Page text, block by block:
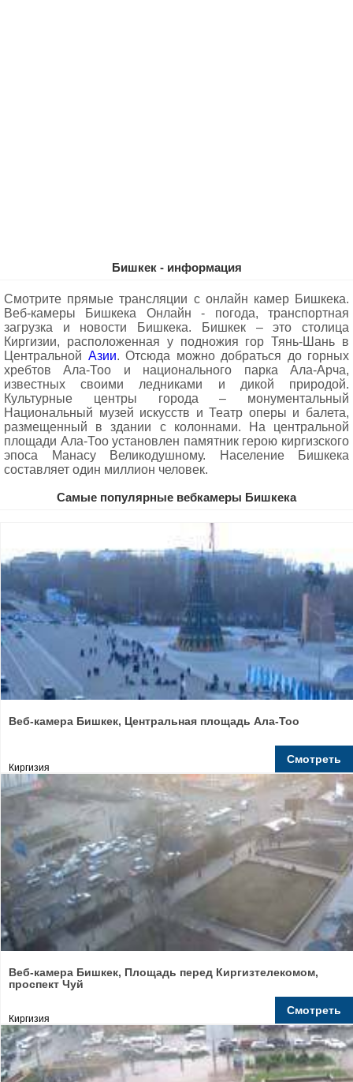
Бишкек - информация
Смотрите прямые трансляции с онлайн камер Бишкека.
Веб-камеры Бишкека Oнлайн - погода, транспортная
загрузка и новости Бишкека. Бишкек – это столица
Киргизии, расположенная у подножия гор Тянь-Шань в
Центральной Азии. Отсюда можно добраться до горных
хребтов Ала-Тоо и национального парка Ала-Арча,
известных своими ледниками и дикой природой.
Культурные центры города – монументальный
Национальный музей искусств и Театр оперы и балета,
размещенный в здании с колоннами. На центральной
площади Ала-Тоо установлен памятник герою киргизского
эпоса Манасу Великодушному. Население Бишкека
составляет один миллион человек.
Самые популярные вебкамеры Бишкека
Веб-камера Бишкек, Центральная площадь Ала-Тоо
Киргизия
Смотреть
Веб-камера Бишкек, Площадь перед Киргизтелекомом,
проспект Чуй
Киргизия
Смотреть